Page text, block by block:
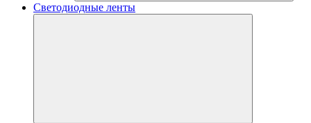
Светодиодные ленты